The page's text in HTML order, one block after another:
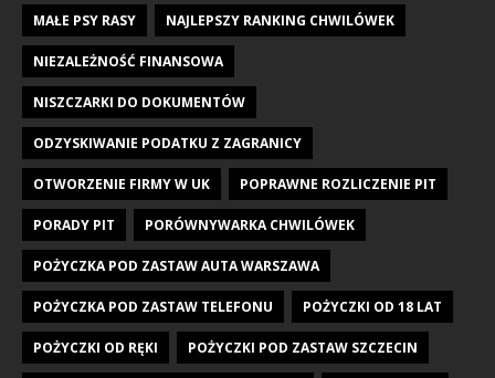
MAŁE PSY RASY NAJLEPSZY RANKING CHWILÓWEK
NIEZALEŻNOŚĆ FINANSOWA
NISZCZARKI DO DOKUMENTÓW
ODZYSKIWANIE PODATKU Z ZAGRANICY
OTWORZENIE FIRMY W UK POPRAWNE ROZLICZENIE PIT
PORADY PIT PORÓWNYWARKA CHWILÓWEK
POŻYCZKA POD ZASTAW AUTA WARSZAWA
POŻYCZKA POD ZASTAW TELEFONU POŻYCZKI OD 18 LAT
POŻYCZKI OD RĘKI POŻYCZKI POD ZASTAW SZCZECIN